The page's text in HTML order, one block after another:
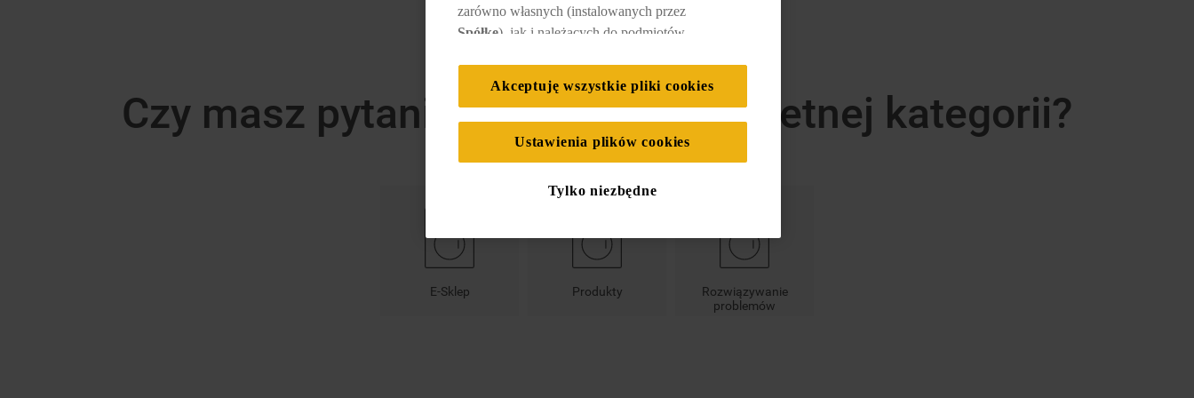
Czy masz pytania dotyczące konkretnej kategorii?
E-Sklep Produkty
Rozwiązywanie
problemów
zarówno własnych (instalowanych przez
Spółkę), jak i należących do podmiotów
komfortu oraz personalizację przeglądania
rozróżnianie użytkowników (analityczne pliki
cookie), a także wyświetlanie reklam
dostosowanych do zainteresowań użytkownika
– również w serwisach zewnętrznych i na
i profilujące pliki cookie
).
Więcej informacji o tym, jakSpółka
korzysta z
Akceptuję wszystkie pliki cookies
Ustawienia plików cookies
Tylko niezbędne